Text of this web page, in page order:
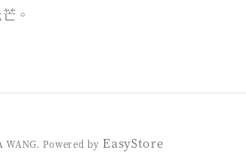
。
WANG. Powered byEasyStore